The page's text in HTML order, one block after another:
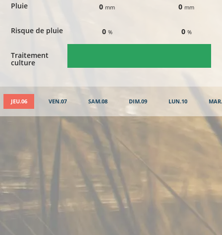
Pluie
Risque de pluie
Traitement
culture
0 mm
0 %
0 mm
0 %
JEU.06 VEN.07 SAM.08 DIM.09 LUN.10